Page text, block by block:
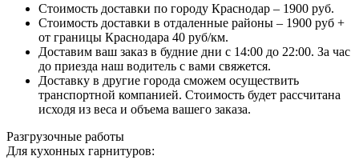
Стоимость доставки по городу Краснодар – 1900 руб.
Стоимость доставки в отдаленные районы – 1900 руб +
от границы Краснодара 40 руб/км.
Доставим ваш заказ в будние дни с 14:00 до 22:00. За час
до приезда наш водитель с вами свяжется.
Доставку в другие города сможем осуществить
транспортной компанией. Стоимость будет рассчитана
исходя из веса и объема вашего заказа.
Разгрузочные работы
Для кухонных гарнитуров: